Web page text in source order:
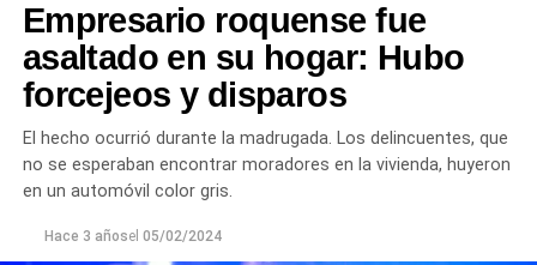
Empresario roquense fue
asaltado en su hogar: Hubo
forcejeos y disparos
El hecho ocurrió durante la madrugada. Los delincuentes, que
no se esperaban encontrar moradores en la vivienda, huyeron
en un automóvil color gris.
Hace 3 añosel 05/02/2024